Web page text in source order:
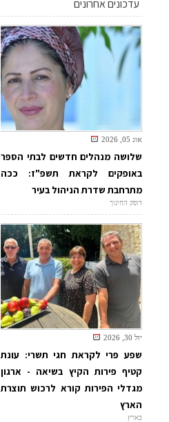
עדכונים אחרונים
אוג 05, 2026
שלושה מנהלים חדשים לבתי הספר
באופקים לקראת תשפ"ז: ככה
מתרחבת שדרת הניהול בעיר
דופק החינוך
יול 30, 2026
שפע פרי לקראת חגי תשרי: עונת
קטיף פירות הקיץ בשיאה - ארגון
מגדלי הפירות קורא לרכוש תוצרת
הארץ
בארץ